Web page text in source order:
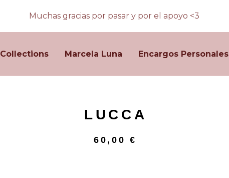
Muchas gracias por pasar y por el apoyo <3
Collections Marcela Luna Encargos Personales
LUCCA
60,00 €